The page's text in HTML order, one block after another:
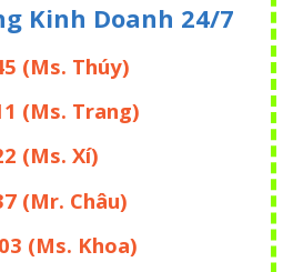
Kinh Doanh 24/7
(Ms. Thúy)
(Ms. Trang)
(Ms. Xí)
(Mr. Châu)
(Ms. Khoa)